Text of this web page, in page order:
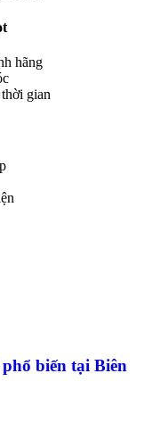
hãng
gian
biến tại Biên